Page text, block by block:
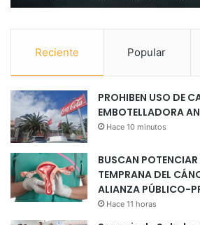
Reciente Popular
PROHIBEN USO DE
EMBOTELLADORA
Hace 10 minutos
BUSCAN
TEMPRANA DEL
ALIANZA PÚBLICO-
Hace 11 horas